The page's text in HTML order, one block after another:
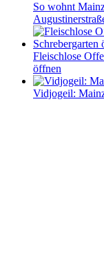
So wohnt
Fleischlose
öffnen
Vidjogeil: